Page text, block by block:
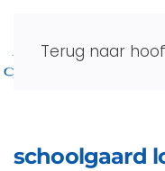
Terug naar
schoolgaard